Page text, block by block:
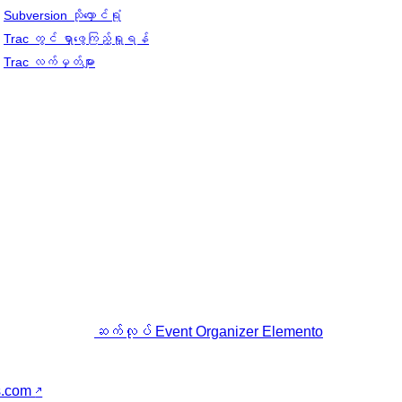
Subversion သိုလှောင်ရုံ
Trac တွင် ရှာဖွေကြည့်ရှုရန်
Trac လက်မှတ်များ
ဆက်လုပ် Event Organizer Elemento
↗